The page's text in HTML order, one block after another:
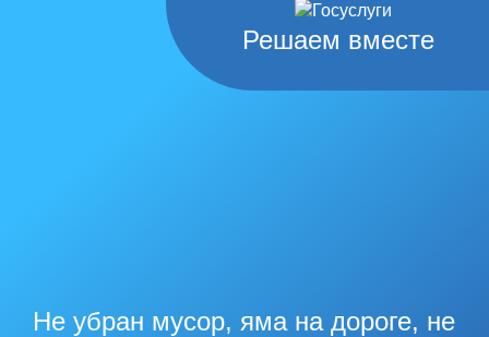
Решаем вместе
Не убран мусор, яма на дороге, не